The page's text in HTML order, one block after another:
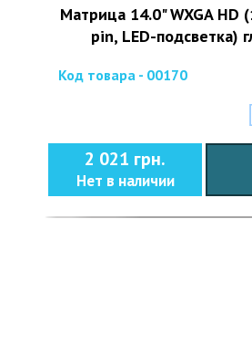
Матрица 14.0" WXGA HD
pin, LED-подсветка)
Код товара - 00170
2 021 грн.
Нет в наличии